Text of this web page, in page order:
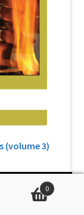
(volume 3)
0
Randa